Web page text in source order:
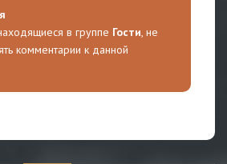
в группе Гости, не
комментарии к данной